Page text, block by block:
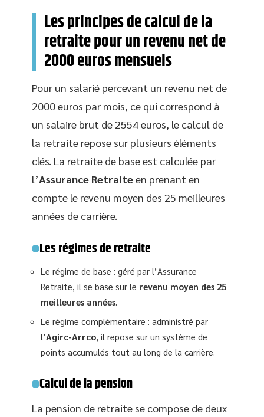
Les principes de calcul de la
retraite pour un revenu net de
2000 euros mensuels
Pour un salarié percevant un revenu net de
2000 euros par mois, ce qui correspond à
un salaire brut de 2554 euros, le calcul de
la retraite repose sur plusieurs éléments
clés. La retraite de base est calculée par
l’Assurance Retraiteen prenant en
compte le revenu moyen des 25 meilleures
années de carrière.
Les régimes de retraite
Le régime de base : géré par l’Assurance
Retraite, il se base sur le revenu moyen des 25
meilleures années
Le régime complémentaire : administré par
l’Agirc-Arrco, il repose sur un système de
points accumulés tout au long de la carrière.
Calcul de la pension
La pension de retraite se compose de deux